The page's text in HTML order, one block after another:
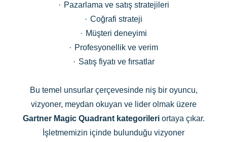
· Pazarlama ve satış stratejileri
· Coğrafi strateji
· Müşteri deneyimi
· Profesyonellik ve verim
· Satış fiyatı ve fırsatlar
Bu temel unsurlar çerçevesinde niş bir oyuncu,
vizyoner, meydan okuyan ve lider olmak üzere
Gartner Magic Quadrant kategorileri ortaya çıkar.
İşletmemizin içinde bulunduğu vizyoner